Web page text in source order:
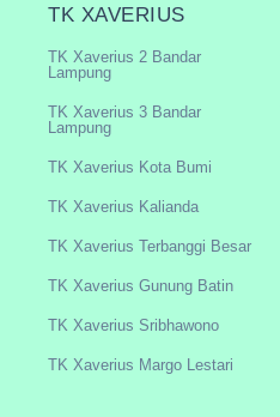
TK XAVERIUS
TK Xaverius 2 Bandar
Lampung
TK Xaverius 3 Bandar
Lampung
TK Xaverius Kota Bumi
TK Xaverius Kalianda
TK Xaverius Terbanggi Besar
TK Xaverius Gunung Batin
TK Xaverius Sribhawono
TK Xaverius Margo Lestari